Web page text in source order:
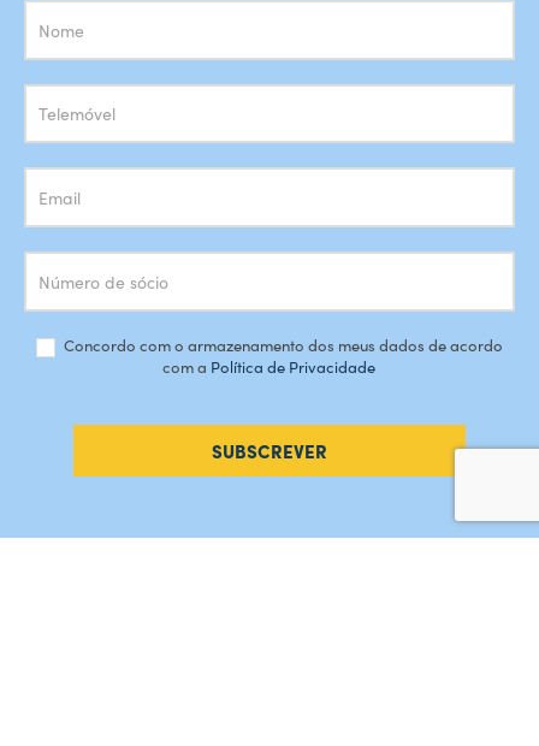
Subscrição
Newsletter
Concordo com o armazenamento dos meus dados de acordo
com a Política de Privacidade
SUBSCREVER